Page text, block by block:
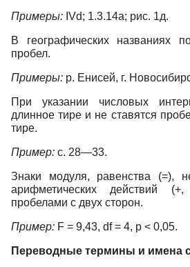
Примеры: IVd; 1.3.14а; рис. 1д.
В географических названиях
пробел.
Примеры: р. Енисей, г.
При указании числовых
длинное тире и не ставятся
тире.
Пример: с. 28—33.
Знаки модуля, равенства (=),
арифметических действий
пробелами с двух сторон.
Пример: F = 9,43, df = 4, p < 0,05.
Переводные термины и имена